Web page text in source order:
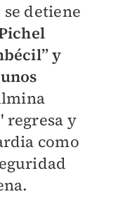
detiene
y
regresa y
como